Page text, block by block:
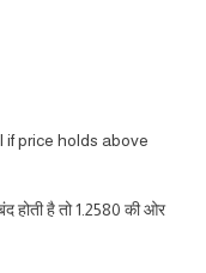
if price holds above
होती है तो 1.2580 की ओर